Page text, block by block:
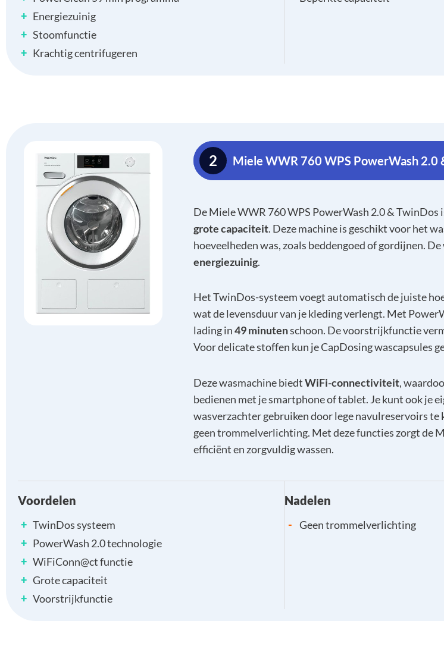
+ Energiezuinig
+ Stoomfunctie
+ Krachtig centrifugeren
2 Miele WWR 760 WPS PowerWash 2.0
De Miele WWR 760 WPS PowerWash 2.0 & TwinDos
grote capaciteit. Deze machine is geschikt voor het
hoeveelheden was, zoals beddengoed of gordijnen.
energiezuinig.
Het TwinDos-systeem voegt automatisch de juiste
wat de levensduur van je kleding verlengt. Met
lading in49 minutenschoon. De voorstrijkfunctie
Voor delicate stoffen kun je CapDosing wascapsules
Deze wasmachine biedtWiFi-connectiviteit,
bedienen met je smartphone of tablet. Je kunt ook je
wasverzachter gebruiken door lege navulreservoirs te
geen trommelverlichting. Met deze functies zorgt de
efficiënt en zorgvuldig wassen.
Voordelen
+ TwinDos systeem
+ PowerWash 2.0 technologie
+ WiFiConn@ct functie
+ Grote capaciteit
+ Voorstrijkfunctie
Nadelen
- Geen trommelverlichting